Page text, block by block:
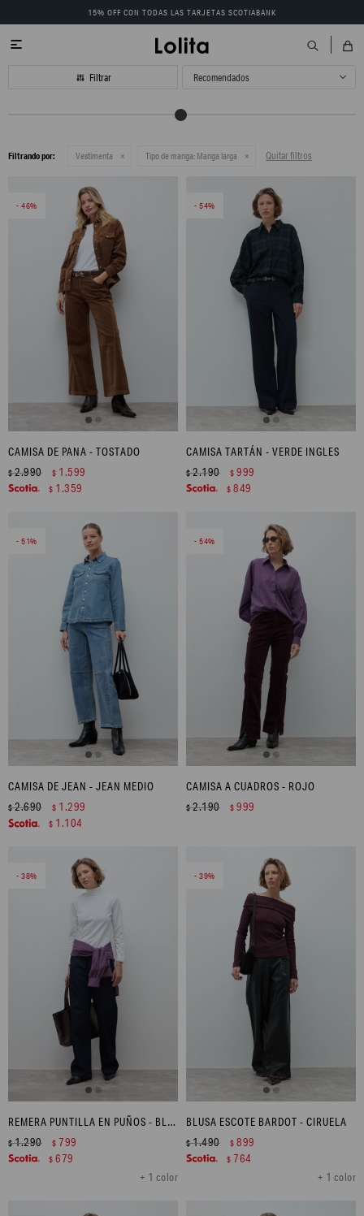
15% OFF CON TODAS LAS TARJETAS SCOTIABANK

Recomendados
Filtrando por: Vestimenta Tipo de manga: Manga larga Quitar filtros
46
CAMISA DE PANA - TOSTADO
$2.990 $ 1.599
$ 1.359
54
CAMISA TARTÁN - VERDE INGLES
$2.190 $ 999
$ 849
51
CAMISA DE JEAN - JEAN MEDIO
$2.690 $ 1.299
$ 1.104
54
CAMISA A CUADROS - ROJO
$2.190 $ 999
38
REMERA PUNTILLA EN PUÑOS - BLANCO
+ 1 color
$1.290 $ 799
$ 679
39
BLUSA ESCOTE BARDOT - CIRUELA
+ 1 color
$1.490 $ 899
$ 764